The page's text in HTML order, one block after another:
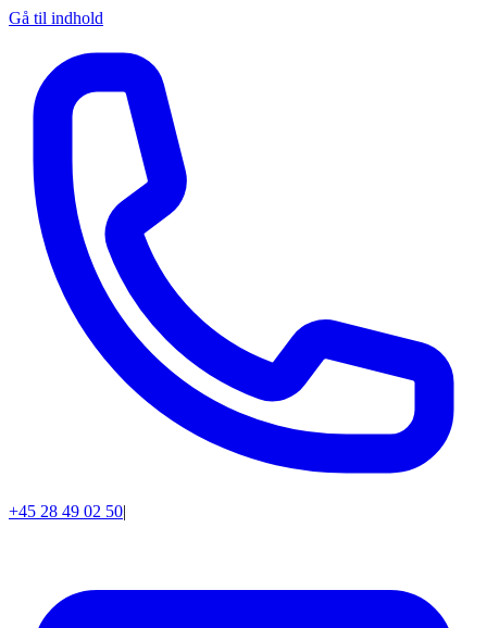
Gå til indhold
+45 28 49 02 50|